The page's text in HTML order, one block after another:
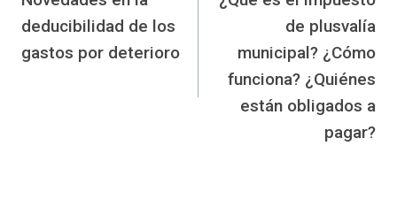
de
entradas
deducibilidad de los
gastos por deterioro
de plusvalía
municipal? ¿Cómo
funciona? ¿Quiénes
están obligados a
pagar?